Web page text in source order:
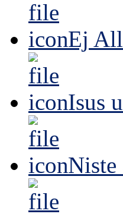
Ej
Isus
Niste